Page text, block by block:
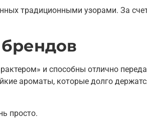
традиционными узорами. За
и способны отлично
ароматы, которые долго
просто.